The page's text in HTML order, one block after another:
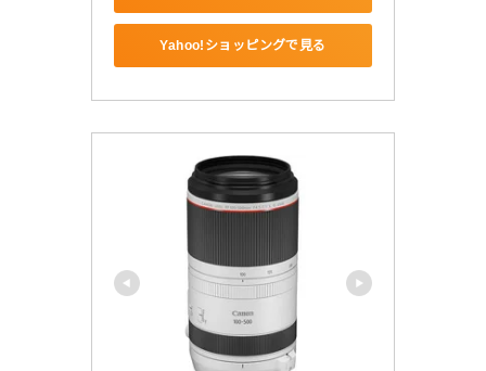
Yahoo!ショッピングで見る